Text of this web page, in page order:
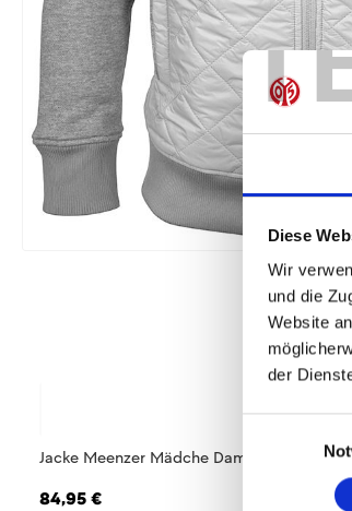
Diese
Wir
und die
Website
der
Jacke Meenzer Mädche Damen
84,95 €